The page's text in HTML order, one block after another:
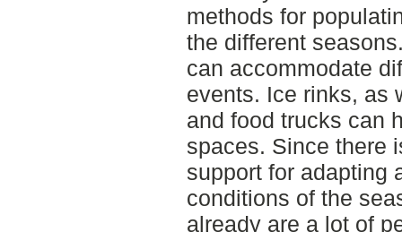
methods for
the different
can accommodate
events. Ice rinks, as
and food trucks can
spaces. Since there
support for adapting
conditions of the
already are a lot of